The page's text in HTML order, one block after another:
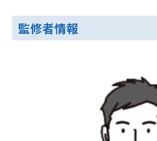
監修者情報